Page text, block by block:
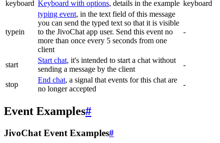
keyboard Keyboard with options, details in the example keyboard
typein
typing event, in the text field of this message
you can send the typed text so that it is visible
to the JivoChat app user. Send this event no
more than once every 5 seconds from one
client
-
start
Start chat, it's intended to start a chat without
sending a message by the client
-
stop
End chat, a signal that events for this chat are
no longer accepted
-
Event Examples#
JivoChat Event Examples#